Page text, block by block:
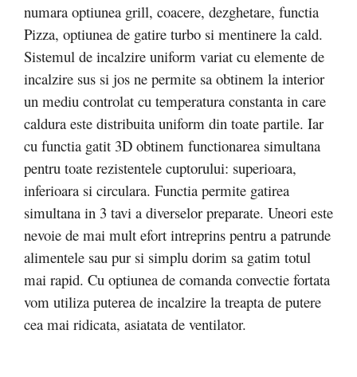
numara optiunea grill, coacere, dezghetare, functia
Pizza, optiunea de gatire turbo si mentinere la cald.
Sistemul de incalzire uniform variat cu elemente de
incalzire sus si jos ne permite sa obtinem la interior
un mediu controlat cu temperatura constanta in care
caldura este distribuita uniform din toate partile. Iar
cu functia gatit 3D obtinem functionarea simultana
pentru toate rezistentele cuptorului: superioara,
inferioara si circulara. Functia permite gatirea
simultana in 3 tavi a diverselor preparate. Uneori este
nevoie de mai mult efort intreprins pentru a patrunde
alimentele sau pur si simplu dorim sa gatim totul
mai rapid. Cu optiunea de comanda convectie fortata
vom utiliza puterea de incalzire la treapta de putere
cea mai ridicata, asiatata de ventilator.